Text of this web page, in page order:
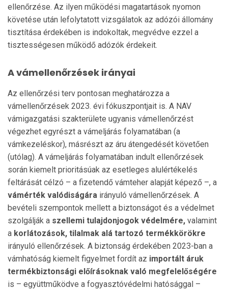
ellenőrzése. Az ilyen működési magatartások nyomon
követése után lefolytatott vizsgálatok az adózói állomány
tisztítása érdekében is indokoltak, megvédve ezzel a
tisztességesen működő adózók érdekeit.
A vámellenőrzések irányai
Az ellenőrzési terv pontosan meghatározza a
vámellenőrzések 2023. évi fókuszpontjait is. A NAV
vámigazgatási szakterülete ugyanis vámellenőrzést
végezhet egyrészt a vámeljárás folyamatában (a
vámkezeléskor), másrészt az áru átengedését követően
(utólag). A vámeljárás folyamatában indult ellenőrzések
során kiemelt prioritásúak az esetleges alulértékelés
feltárását célzó – a fizetendő vámteher alapját képező –, a
vámérték valódiságára irányuló vámellenőrzések. A
bevételi szempontok mellett a biztonságot és a védelmet
szolgálják a szellemi tulajdonjogok védelmére, valamint
a korlátozások, tilalmak alá tartozó termékkörökre
irányuló ellenőrzések. A biztonság érdekében 2023-ban a
vámhatóság kiemelt figyelmet fordít az importált áruk
termékbiztonsági előírásoknak való megfelelőségére
is – együttműködve a fogyasztóvédelmi hatósággal –